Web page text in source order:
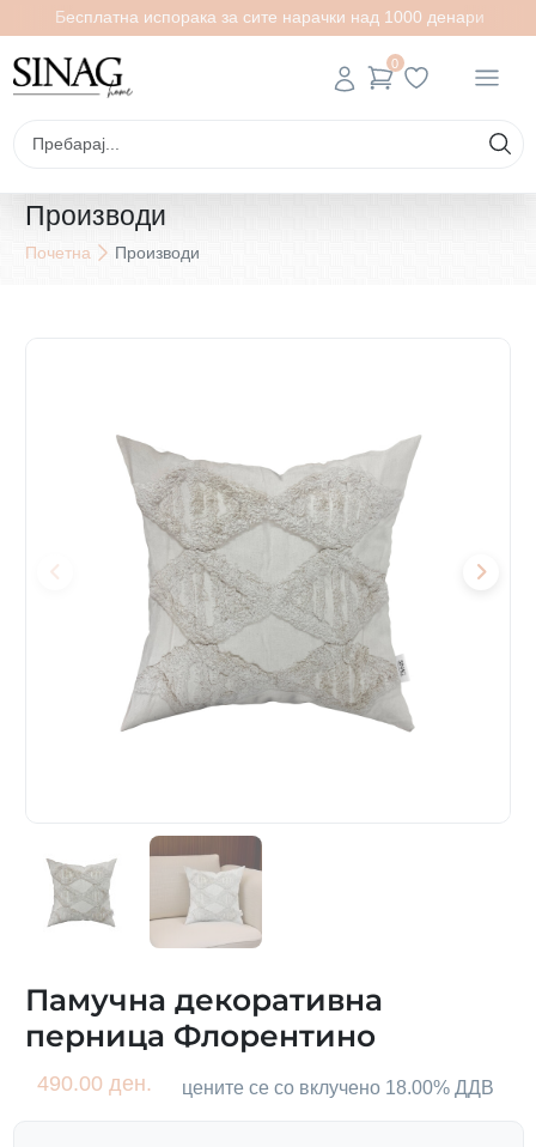
Бесплатна испорака за сите нарачки над 1000 денари
0
Производи
Почетна Производи
Памучна декоративна
перница Флорентино
490.00 ден. цените се со вклучено 18.00% ДДВ